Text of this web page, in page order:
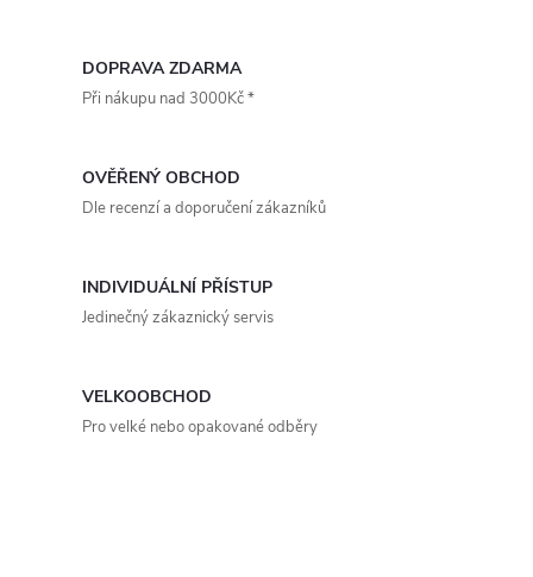
podmínky a termíny...
DOPRAVA ZDARMA
Při nákupu nad 3000Kč *
OVĚŘENÝ OBCHOD
Dle recenzí a doporučení zákazníků
INDIVIDUÁLNÍ PŘÍSTUP
Jedinečný zákaznický servis
VELKOOBCHOD
Pro velké nebo opakované odběry